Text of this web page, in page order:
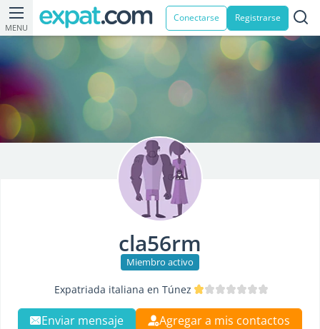
MENU
Conectarse Registrarse
cla56rm
Miembro activo
Expatriada italiana en Túnez
Enviar mensaje
Agregar a mis contactos